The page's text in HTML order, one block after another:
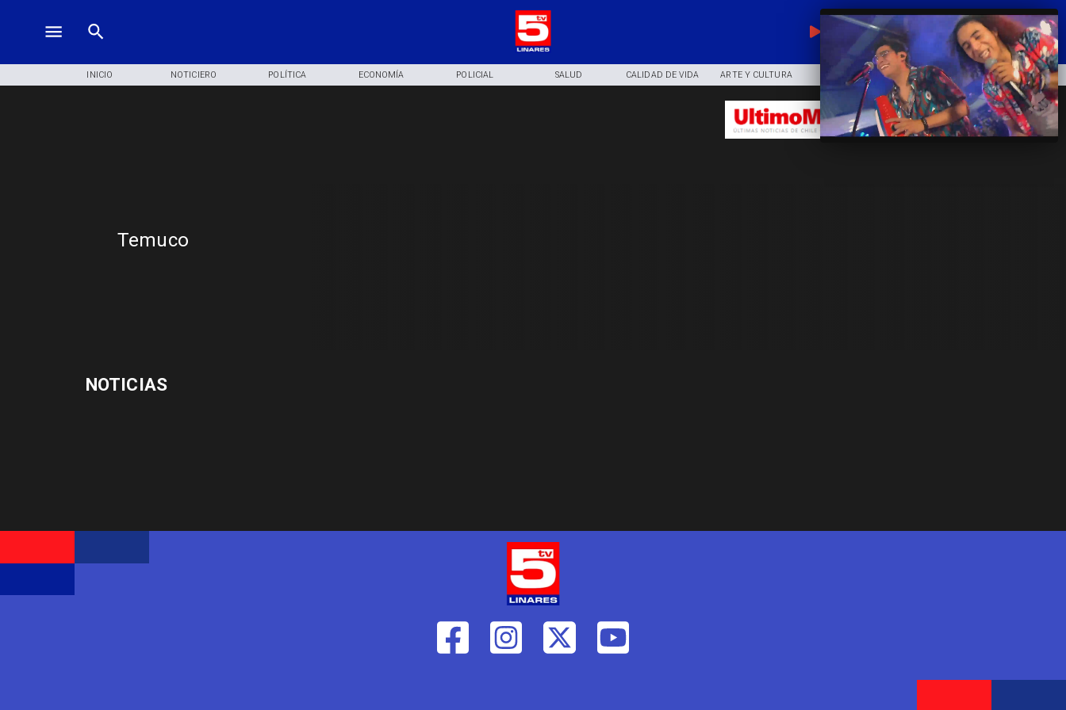
EN VIVO
INICIO NOTICIERO POLÍTICA ECONOMÍA POLICIAL SALUD CALIDAD DE VIDA ARTE Y CULTURA COMUNIDAD DEPORTES
Temuco
NOTICIAS